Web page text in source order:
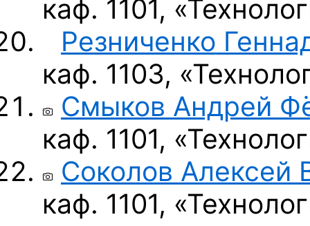
каф. 1101,
Резниченко
каф. 1103,
Смыков Андрей
каф. 1101,
Соколов Алексей
каф. 1101,